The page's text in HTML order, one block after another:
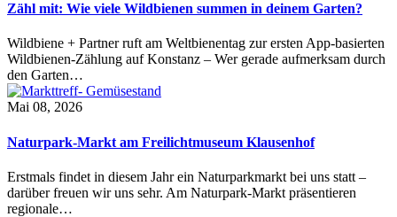
Zähl mit: Wie viele Wildbienen summen in deinem Garten?
Wildbiene + Partner ruft am Weltbienentag zur ersten App-basierten
Wildbienen-Zählung auf Konstanz – Wer gerade aufmerksam durch
den Garten…
Mai 08, 2026
Naturpark-Markt am Freilichtmuseum Klausenhof
Erstmals findet in diesem Jahr ein Naturparkmarkt bei uns statt –
darüber freuen wir uns sehr. Am Naturpark-Markt präsentieren
regionale…